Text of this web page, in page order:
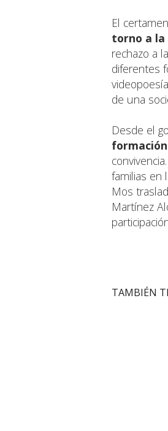
El
torno a la
rechazo a
diferentes
de una
Desde el
familias en
Mos
Martínez
TAMBIÉN